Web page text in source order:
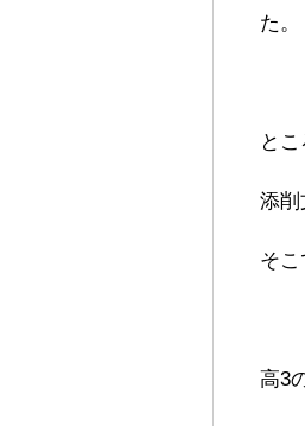
た。
と
添削
そこ
高3